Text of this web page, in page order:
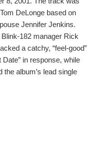
DeLonge based on
Jennifer Jenkins.
182 manager Rick
a catchy, “feel-good”
in response, while
album’s lead single